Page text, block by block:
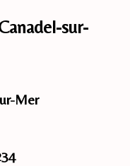
sur-
Mer